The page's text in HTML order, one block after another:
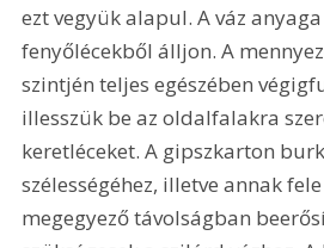
ezt vegyük alapul. A váz anyaga
fenyőlécekből álljon. A
szintjén teljes egészében
illesszük be az oldalfalakra
keretléceket. A gipszkarton
szélességéhez, illetve annak
megegyező távolságban